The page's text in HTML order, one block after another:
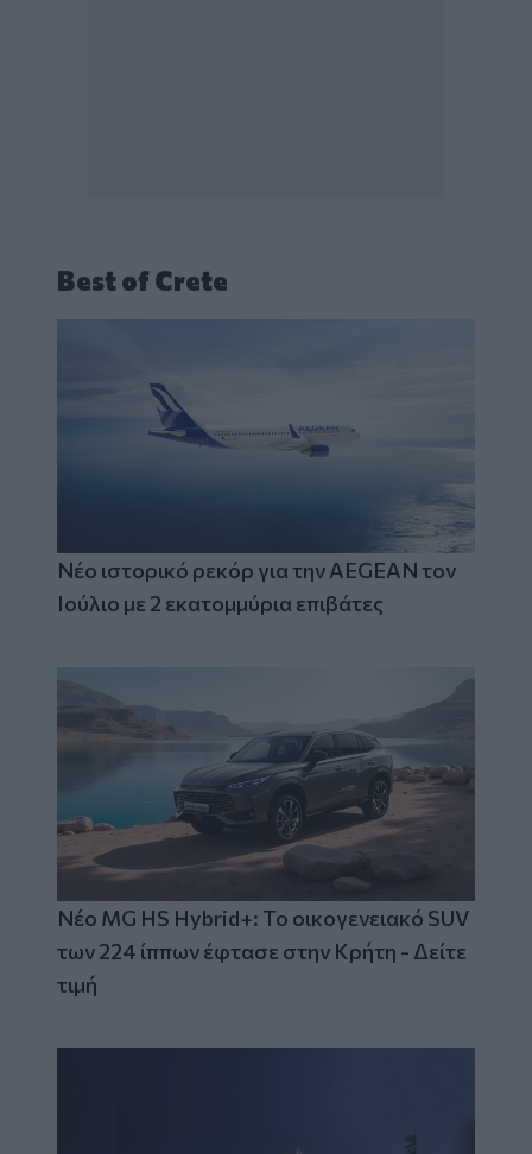
Best of Crete
Νέο ιστορικό ρεκόρ για την AEGEAN τον
Ιούλιο με 2 εκατομμύρια επιβάτες
Νέο MG HS Hybrid+: Το οικογενειακό SUV
των 224 ίππων έφτασε στην Κρήτη - Δείτε
τιμή